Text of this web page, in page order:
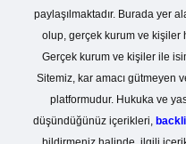
paylaşılmaktadır. Burada yer
olup, gerçek kurum ve kişiler
Gerçek kurum ve kişiler ile
Sitemiz, kar amacı gütmeyen
platformudur. Hukuka ve
düşündüğünüz içerikleri,